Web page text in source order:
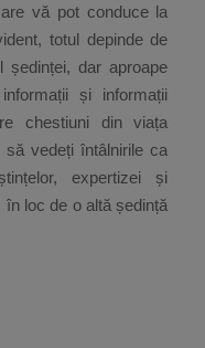
vă pot conduce la
totul depinde de
dar aproape
și informații
chestiuni din viața
vedeți întâlnirile ca
expertizei și
loc de o altă ședință